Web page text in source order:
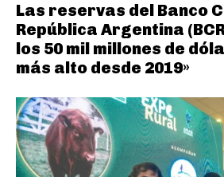
Las reservas del Banco
República Argentina
los 50 mil millones de
más alto desde 2019»